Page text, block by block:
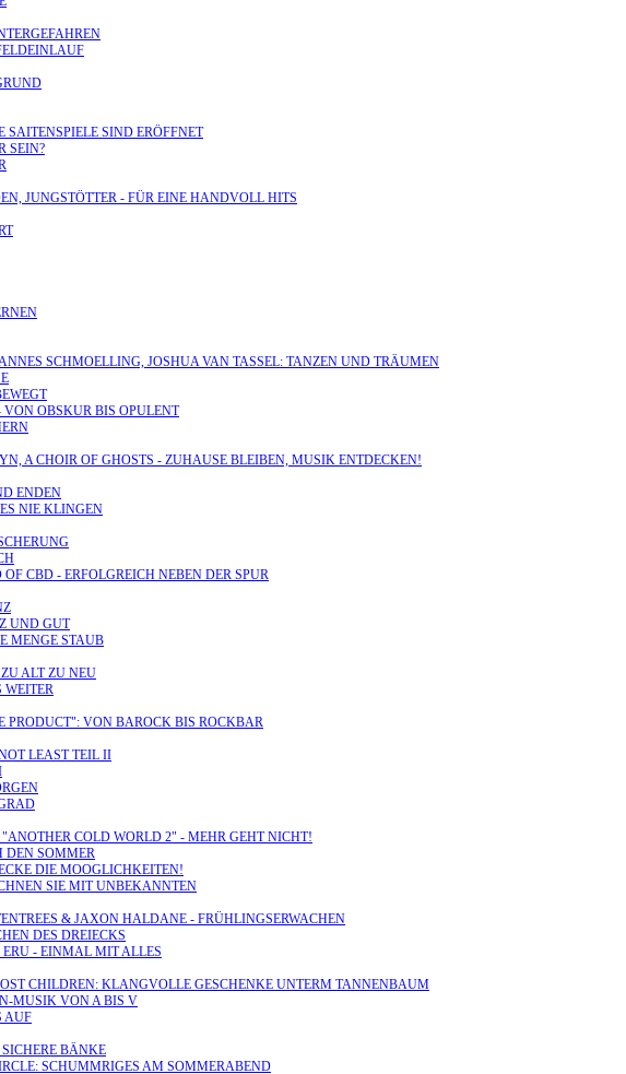
SIND ERÖFFNET
SEIN?
JUNGSTÖTTER - FÜR EINE HANDVOLL HITS
SCHMOELLING, JOSHUA VAN TASSEL: TANZEN UND TRÄUMEN
OBSKUR BIS OPULENT
A CHOIR OF GHOSTS - ZUHAUSE BLEIBEN, MUSIK ENTDECKEN!
ENDEN
NIE KLINGEN
CBD - ERFOLGREICH NEBEN DER SPUR
UND GUT
MENGE STAUB
ALT ZU NEU
WEITER
PRODUCT": VON BAROCK BIS ROCKBAR
LEAST TEIL II
COLD WORLD 2" - MEHR GEHT NICHT!
DEN SOMMER
DIE MOOGLICHKEITEN!
SIE MIT UNBEKANNTEN
& JAXON HALDANE - FRÜHLINGSERWACHEN
DES DREIECKS
- EINMAL MIT ALLES
CHILDREN: KLANGVOLLE GESCHENKE UNTERM TANNENBAUM
MUSIK VON A BIS V
AUF
BÄNKE
SCHUMMRIGES AM SOMMERABEND